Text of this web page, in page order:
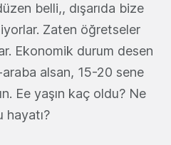
belli,, dışarıda bize
Zaten öğretseler
Ekonomik durum desen
alsan, 15-20 sene
Ee yaşın kaç oldu? Ne
hayatı?